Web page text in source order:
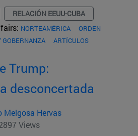
RELACIÓN EEUU-CUBA
NORTEAMÉRICA
ORDEN
ARTÍCULOS
Trump:
desconcertada
Melgosa Hervas
Views